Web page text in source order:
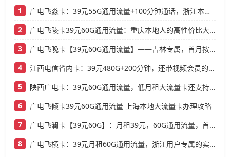
1
广电飞淼卡：39元55G通用流量+100分钟通话，浙江本地人的高性价比大流量卡推荐
2
广电飞陵卡39元60G通用流量：重庆本地人的高性价比大流量卡推荐
3
广电飞晚卡【39元60G通用流量】——吉林专属，首月按天折算，流量充足不踩坑
4
江西电信省内卡：39元480G+200分钟，还带视频会员的大流量卡
5
陕西广电卡：39元60G通用流量，低月租大流量卡还支持结转
6
广电飞倾卡39元60G通用流量 上海本地大流量卡办理攻略
7
广电飞澜卡【39元60G】：月租39元，60G通用流量，首月免费真香！
8
广电飞横卡：39元月租60G通用流量，浙江用户专属的实用型套餐